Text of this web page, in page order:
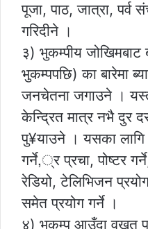
पूजा, पाठ, जात्रा, पर्व
गरिदीने ।
३) भुकम्पीय जोखिमबाट
भुकम्पपछि) का बारेमा
जनचेतना जगाउने ।
केन्द्रित मात्र नभै दुर
पु¥याउने । यसका लागि
गर्ने,्र प्रचा, पोष्टर
रेडियो, टेलिभिजन
समेत प्रयोग गर्ने ।
४) भुकम्प आउँदा वखत